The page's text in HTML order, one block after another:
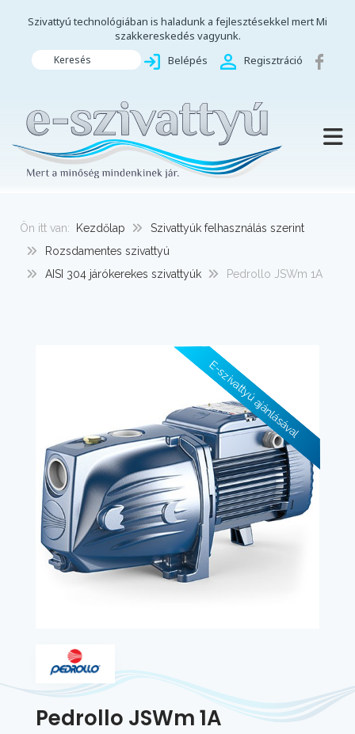
Szivattyú technológiában is haladunk a fejlesztésekkel mert Mi
szakkereskedés vagyunk.
Keresés Belépés Regisztráció
Ön itt van: Kezdőlap
Szivattyúk felhasználás szerint
Rozsdamentes szivattyú
AISI 304 járókerekes szivattyúk
Pedrollo JSWm 1A
E-szivattyú ajánlásával
Pedrollo JSWm 1A